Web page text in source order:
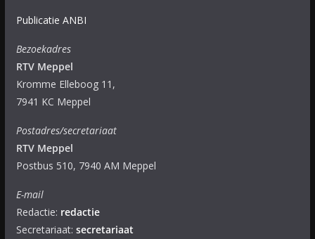
Publicatie ANBI
Bezoekadres
RTV Meppel
Kromme Elleboog 11,
7941 KC Meppel
Postadres/secretariaat
RTV Meppel
Postbus 510, 7940 AM Meppel
E-mail
Redactie: redactie
Secretariaat: secretariaat